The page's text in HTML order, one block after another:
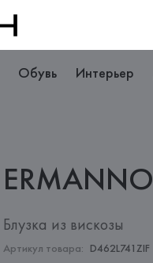
Обувь Интерьер
ERMANNO
Блузка из вискозы
Артикул товара: D462L741ZIF